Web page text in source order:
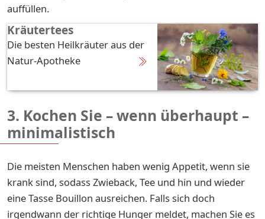
auffüllen.
Kräutertees
Die besten Heilkräuter aus der
Natur-Apotheke
3. Kochen Sie – wenn überhaupt –
minimalistisch
Die meisten Menschen haben wenig Appetit, wenn sie
krank sind, sodass Zwieback, Tee und hin und wieder
eine Tasse Bouillon ausreichen. Falls sich doch
irgendwann der richtige Hunger meldet, machen Sie es